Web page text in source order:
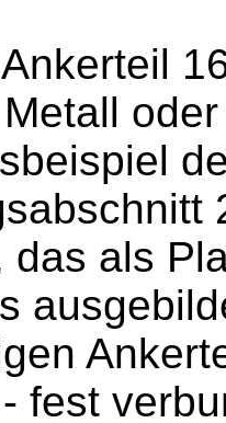
das als
fest